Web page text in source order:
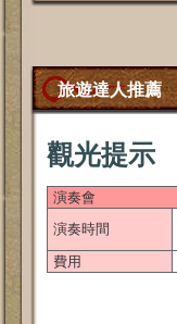
旅遊達人推薦
觀光提示
演奏會
演奏時間
費用